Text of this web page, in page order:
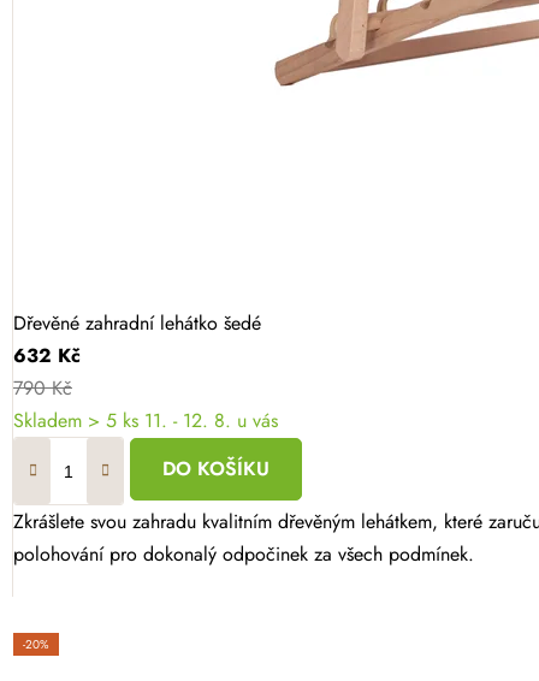
Dřevěné zahradní lehátko šedé
632 Kč
790 Kč
Skladem > 5 ks 11. - 12. 8. u vás
DO KOŠÍKU
Zkrášlete svou zahradu kvalitním dřevěným lehátkem, které
polohování pro dokonalý odpočinek za všech podmínek.
-20%